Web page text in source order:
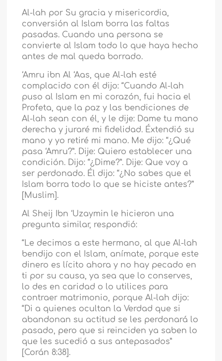
Al-lah por Su gracia y misericordia,
conversión al Islam borra las faltas
pasadas. Cuando una persona se
convierte al Islam todo lo que haya hecho
antes de mal queda borrado.
‘Amru ibn Al ‘Aas, que Al-lah esté
complacido con él dijo: “Cuando Al-lah
puso al Islam en mi corazón, fui hacia el
Profeta, que la paz y las bendiciones de
Al-lah sean con él, y le dije: Dame tu mano
derecha y juraré mi fidelidad. Éxtendió su
mano y yo retiré mi mano. Me dijo: “¿Qué
pasa ‘Amru?”. Dije: Quiero establecer una
condición. Dijo: “¿Dime?”. Dije: Que voy a
ser perdonado. Él dijo: “¿No sabes que el
Islam borra todo lo que se hiciste antes?”
[Muslim].
Al Sheij Ibn ‘Uzaymin le hicieron una
pregunta similar, respondió:
“Le decimos a este hermano, al que Al-lah
bendijo con el Islam, anímate, porque este
dinero es lícito ahora y no hay pecado en
ti por su causa, ya sea que lo conserves,
lo des en caridad o lo utilices para
contraer matrimonio, porque Al-lah dijo:
“Di a quienes ocultan la Verdad que si
abandonan su actitud se les perdonará lo
pasado, pero que si reinciden ya saben lo
que les sucedió a sus antepasados”
[Corán 8:38].